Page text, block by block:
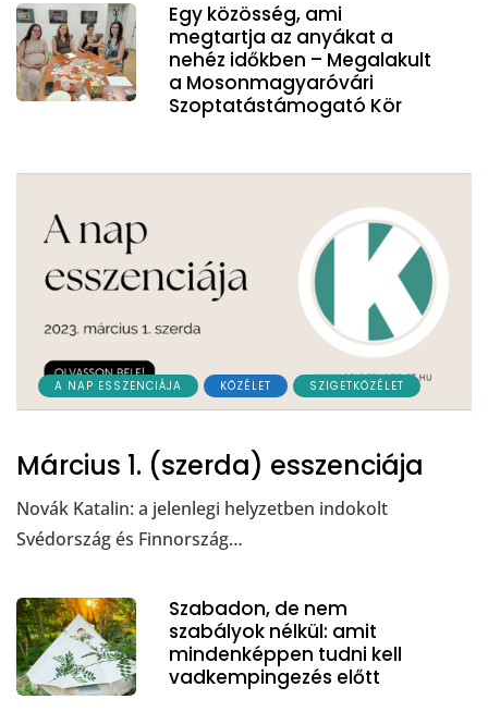
Egy közösség, ami
megtartja az anyákat a
nehéz időkben – Megalakult
a Mosonmagyaróvári
Szoptatástámogató Kör
A NAP ESSZENCIÁJA KÖZÉLET SZIGETKÖZÉLET
Március 1. (szerda) esszenciája
Novák Katalin: a jelenlegi helyzetben indokolt
Svédország és Finnország…
Szabadon, de nem
szabályok nélkül: amit
mindenképpen tudni kell
vadkempingezés előtt